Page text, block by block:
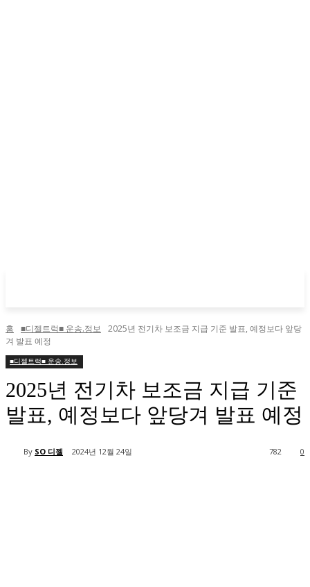
홈 ■디젤트럭■ 운송.정보
2025년 전기차 보조금 지급 기준 발표, 예정보다 앞당
겨 발표 예정
■디젤트럭■ 운송.정보
2025년 전기차 보조금 지급 기준
발표, 예정보다 앞당겨 발표 예정
By SO 디젤 2024년 12월 24일 0
782